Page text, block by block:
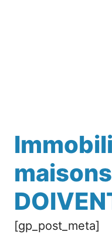
[gp_post_meta]